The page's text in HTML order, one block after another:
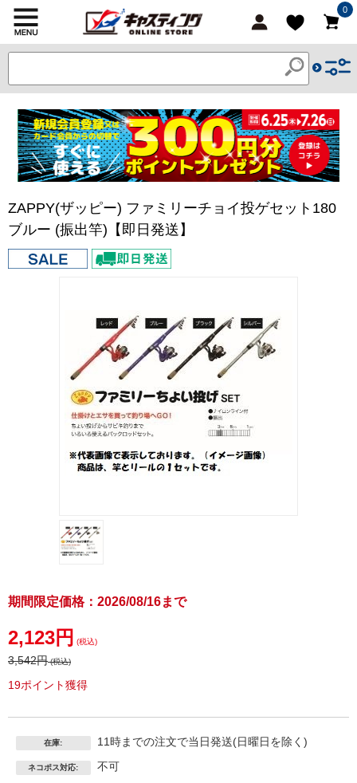
0
ZAPPY(ザッピー) ファミリーチョイ投ゲセット180
ブルー (振出竿)【即日発送】
期間限定価格：2026/08/16まで
2,123円 (税込)
3,542円(税込)
19ポイント獲得
在庫: 11時までの注文で当日発送(日曜日を除く)
ネコポス対応: 不可